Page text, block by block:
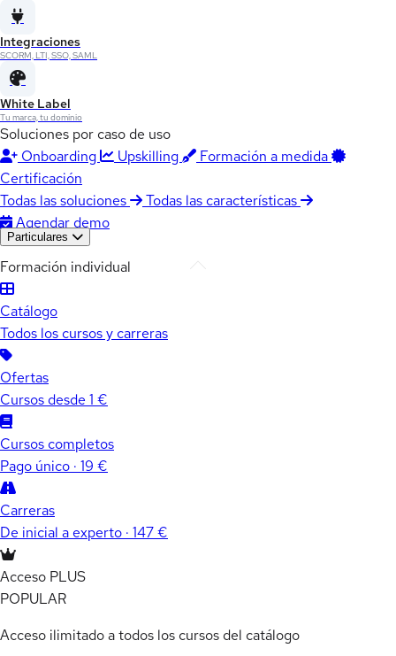
Integraciones
SCORM, LTI, SSO, SAML
White Label
Tu marca, tu dominio
Soluciones por caso de uso
Onboarding
Upskilling
Formación a medida
Certificación
Todas las soluciones
Todas las características
Agendar demo
Particulares
Formación individual
Catálogo
Todos los cursos y carreras
Ofertas
Cursos desde 1 €
Cursos completos
Pago único · 19 €
Carreras
De inicial a experto · 147 €
Acceso PLUS
POPULAR
Acceso ilimitado a todos los cursos del catálogo